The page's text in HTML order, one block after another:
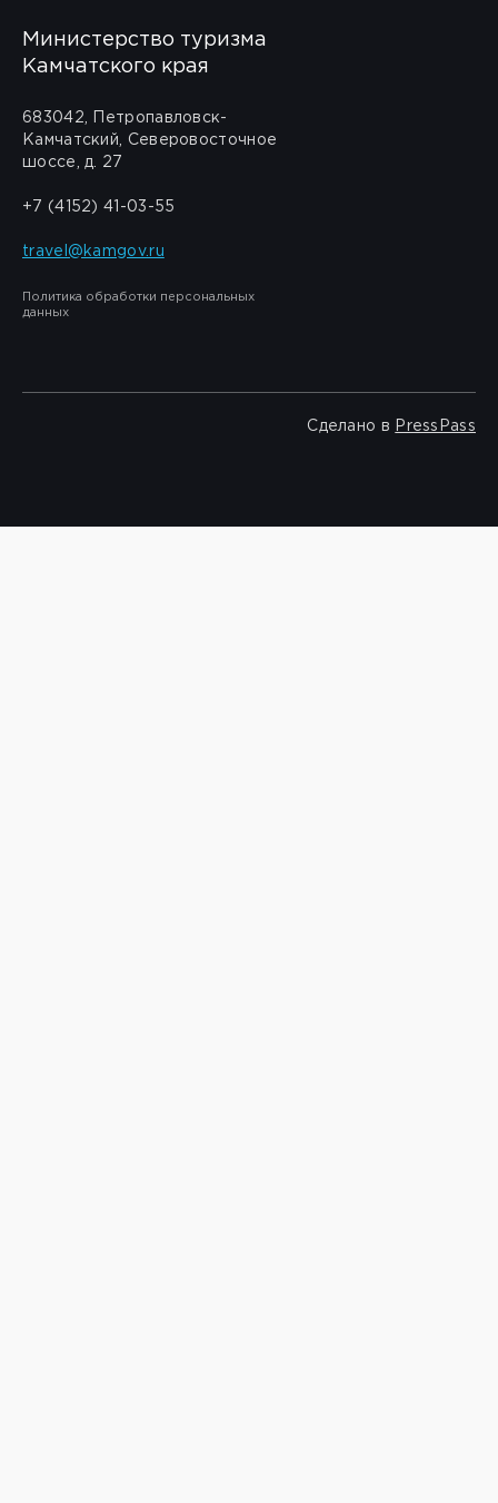
Министерство туризма
Камчатского края
683042, Петропавловск-
Камчатский, Северовосточное
шоссе, д. 27
+7 (4152) 41-03-55
travel@kamgov.ru
Политика обработки персональных
данных
Сделано в PressPass